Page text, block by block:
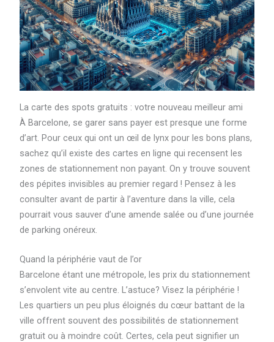
La carte des spots gratuits : votre nouveau meilleur ami
À Barcelone, se garer sans payer est presque une forme
d’art. Pour ceux qui ont un œil de lynx pour les bons plans,
sachez qu’il existe des cartes en ligne qui recensent les
zones de stationnement non payant. On y trouve souvent
des pépites invisibles au premier regard ! Pensez à les
consulter avant de partir à l’aventure dans la ville, cela
pourrait vous sauver d’une amende salée ou d’une journée
de parking onéreux.
Quand la périphérie vaut de l’or
Barcelone étant une métropole, les prix du stationnement
s’envolent vite au centre. L’astuce? Visez la périphérie !
Les quartiers un peu plus éloignés du cœur battant de la
ville offrent souvent des possibilités de stationnement
gratuit ou à moindre coût. Certes, cela peut signifier un